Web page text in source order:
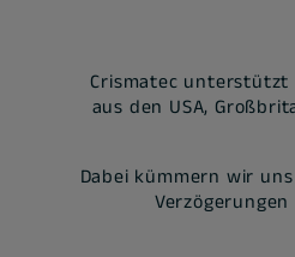
Crismatec unterstützt
aus den USA,
Dabei kümmern wir